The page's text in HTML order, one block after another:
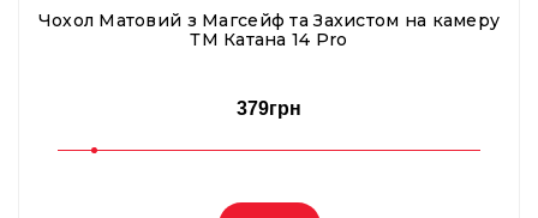
Чохол Матовий з Магсейф та Захистом на камеру
ТМ Катана 14 Pro
379грн